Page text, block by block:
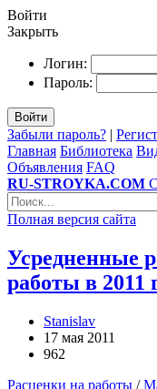
Войти
Закрыть
Логин:
Пароль:
Войти
Забыли пароль? |
Главная Библиотека
Объявления FAQ
RU-STROYKA.COM
Полная версия сайта
Усредненные
работы в 2011
Stanislav
17 мая 2011
962
Расценки на работы /